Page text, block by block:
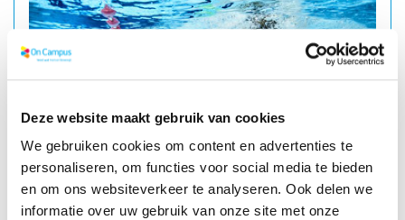
Deze website maakt gebruik van cookies
We gebruiken cookies om content en advertenties te
personaliseren, om functies voor social media te bieden
en om ons websiteverkeer te analyseren. Ook delen we
informatie over uw gebruik van onze site met onze
Student Zwemmen Jaarabonnement
€ 137,50